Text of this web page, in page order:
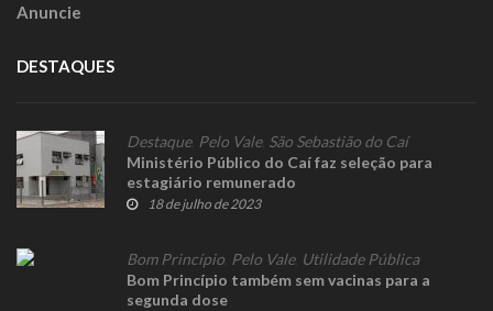
Anuncie
DESTAQUES
Destaque, Pelo Vale, São Sebastião do Caí
Ministério Público do Caí faz seleção para
estagiário remunerado
18 de julho de 2023
Bom Princípio Pelo Vale, Utilidade Pública
Bom Princípio também sem vacinas para a
segunda dose